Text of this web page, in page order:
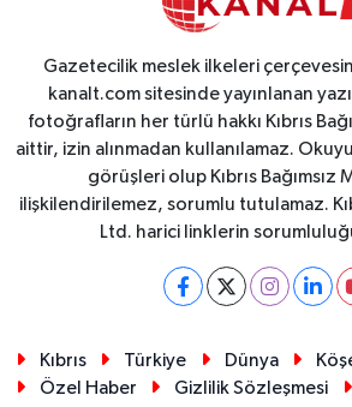
Gazetecilik meslek ilkeleri
kanalt.com sitesinde yayınlanan
fotoğrafların her türlü hakkı Kıbrıs
aittir, izin alınmadan kullanılamaz.
görüşleri olup Kıbrıs Bağımsız
ilişkilendirilemez, sorumlu tutulamaz.
Ltd. harici linklerin
Kıbrıs Türkiye Dünya
Özel Haber
Gizlilik Sözleşmesi